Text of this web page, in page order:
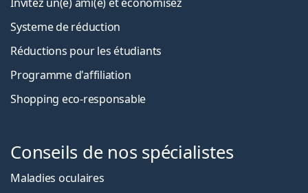
Systeme de réduction
Réductions pour les étudiants
Programme d'affiliation
Shopping eco-responsable
Conseils de nos spécialistes
Maladies oculaires